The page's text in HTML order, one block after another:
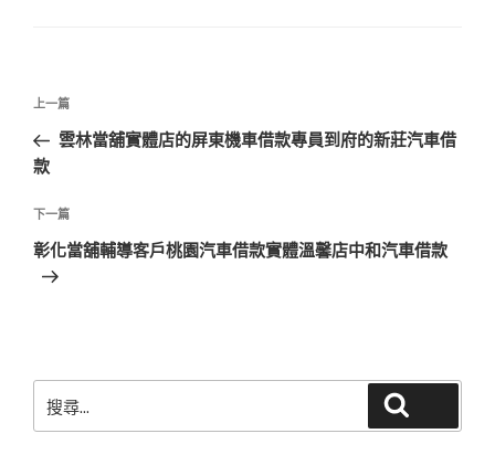
文
導
覽
上
一
篇
章
上一篇
雲林當舖實體店的屏東機車借款專員到府的新莊汽車借
款
下
一
篇
下一篇
彰化當舖輔導客戶桃園汽車借款實體溫馨店中和汽車借款
尋